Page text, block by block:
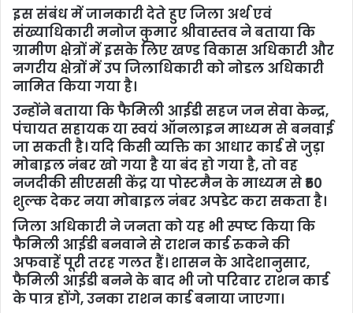
इस संबंध में जानकारी देते हुए जिला अर्थ एवं
संख्याधिकारी मनोज कुमार श्रीवास्तव ने बताया कि
ग्रामीण क्षेत्रों में इसके लिए खण्ड विकास अधिकारी और
नगरीय क्षेत्रों में उप जिलाधिकारी को नोडल अधिकारी
नामित किया गया है।
उन्होंने बताया कि फैमिली आईडी सहज जन सेवा केन्द्र,
पंचायत सहायक या स्वयं ऑनलाइन माध्यम से बनवाई
जा सकती है। यदि किसी व्यक्ति का आधार कार्ड से जुड़ा
मोबाइल नंबर खो गया है या बंद हो गया है, तो वह
नजदीकी सीएससी केंद्र या पोस्टमैन के माध्यम से ₹50
शुल्क देकर नया मोबाइल नंबर अपडेट करा सकता है।
जिला अधिकारी ने जनता को यह भी स्पष्ट किया कि
फैमिली आईडी बनवाने से राशन कार्ड रुकने की
अफवाहें पूरी तरह गलत हैं। शासन के आदेशानुसार,
फैमिली आईडी बनने के बाद भी जो परिवार राशन कार्ड
के पात्र होंगे, उनका राशन कार्ड बनाया जाएगा।